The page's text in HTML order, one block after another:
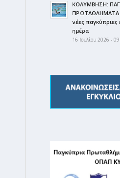
ΚΟΛΥΜΒΗΣΗ:
ΠΡΩΤΑΘΛΗΜΑΤΑ
νέες παγκύπριες
ημέρα
16 Ιουλίου 2026 -